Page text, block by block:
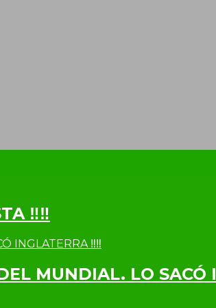
‼‼
MUNDIAL. LO SACÓ